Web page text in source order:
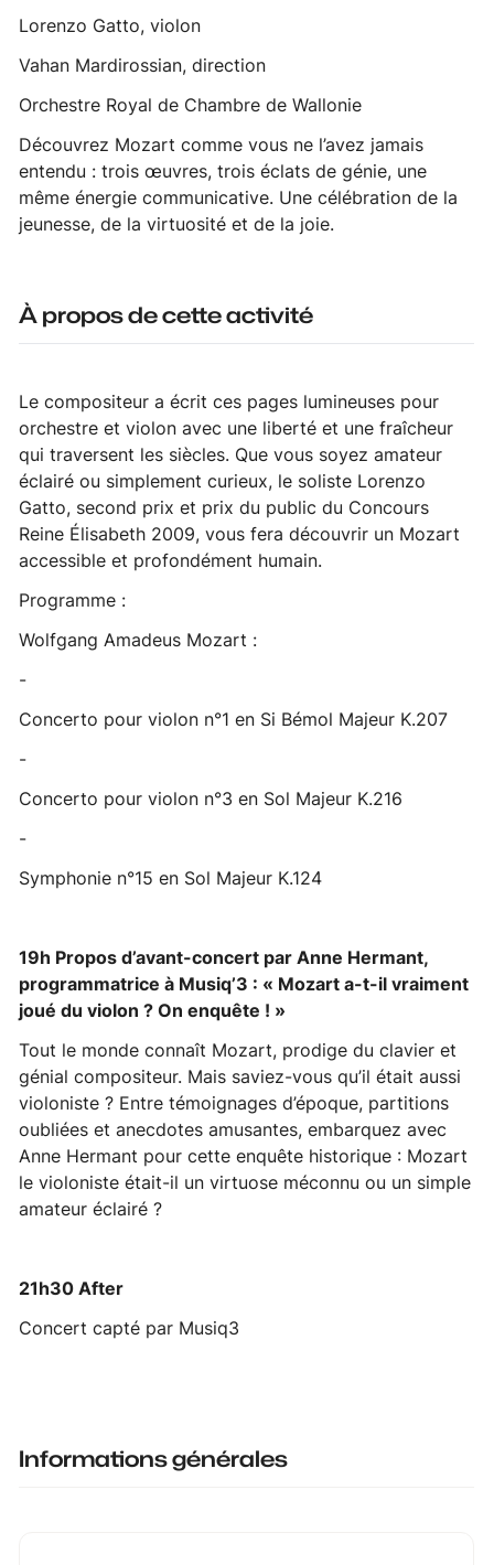
Lorenzo Gatto, violon
Vahan Mardirossian, direction
Orchestre Royal de Chambre de Wallonie
Découvrez Mozart comme vous ne l’avez jamais
entendu : trois œuvres, trois éclats de génie, une
même énergie communicative. Une célébration de la
jeunesse, de la virtuosité et de la joie.
À propos de cette activité
Le compositeur a écrit ces pages lumineuses pour
orchestre et violon avec une liberté et une fraîcheur
qui traversent les siècles. Que vous soyez amateur
éclairé ou simplement curieux, le soliste Lorenzo
Gatto, second prix et prix du public du Concours
Reine Élisabeth 2009, vous fera découvrir un Mozart
accessible et profondément humain.
Programme :
Wolfgang Amadeus Mozart :
-
Concerto pour violon n°1 en Si Bémol Majeur K.207
-
Concerto pour violon n°3 en Sol Majeur K.216
-
Symphonie n°15 en Sol Majeur K.124
19h Propos d’avant-concert par Anne Hermant,
programmatrice à Musiq’3 : « Mozart a-t-il vraiment
joué du violon ? On enquête ! »
Tout le monde connaît Mozart, prodige du clavier et
génial compositeur. Mais saviez-vous qu’il était aussi
violoniste ? Entre témoignages d’époque, partitions
oubliées et anecdotes amusantes, embarquez avec
Anne Hermant pour cette enquête historique : Mozart
le violoniste était-il un virtuose méconnu ou un simple
amateur éclairé ?
21h30 After
Concert capté par Musiq3
Informations générales